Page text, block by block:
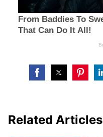
Related Articles